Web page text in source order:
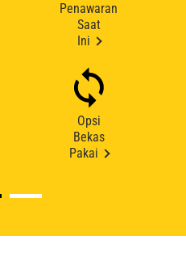
Penawaran
Saat
Ini
Opsi
Bekas
Pakai